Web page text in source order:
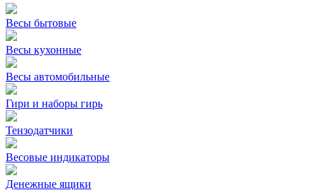
Весы бытовые
Весы кухонные
Весы автомобильные
Гири и наборы гирь
Тензодатчики
Весовые индикаторы
Денежные ящики